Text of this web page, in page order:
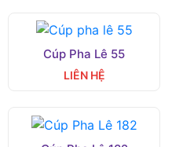
Cúp Pha Lê 55
LIÊN HỆ